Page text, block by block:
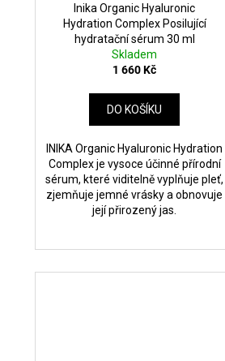
Inika Organic Hyaluronic
Hydration Complex Posilující
hydratační sérum 30 ml
Skladem
1 660 Kč
DO KOŠÍKU
INIKA Organic Hyaluronic Hydration
Complex je vysoce účinné přírodní
sérum, které viditelně vyplňuje pleť,
zjemňuje jemné vrásky a obnovuje
její přirozený jas.